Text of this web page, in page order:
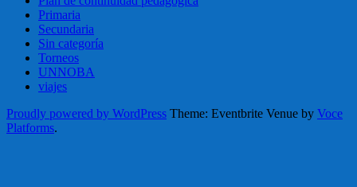
Primaria
Secundaria
Sin categoría
Torneos
UNNOBA
viajes
Proudly powered by WordPress Theme: Eventbrite Venue by Voce
Platforms.